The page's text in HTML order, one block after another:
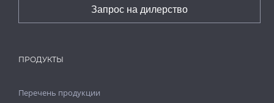
ПРОДУКТЫ
Перечень продукции
Запрос на дилерство